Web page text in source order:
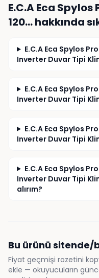
E.C.A Eca Spylos
120…hakkında
E.C.A Eca Spylos
Inverter Duvar Tipi
E.C.A Eca Spylos
Inverter Duvar Tipi
E.C.A Eca Spylos
Inverter Duvar Tipi
E.C.A Eca Spylos
Inverter Duvar Tipi
alırım?
Bu ürünü
Fiyat geçmişi rozetini
ekle — okuyucuların